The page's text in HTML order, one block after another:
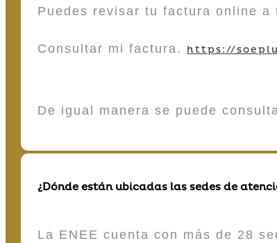
Puedes revisar tu factura online
Consultar mi factura. https://
De igual manera se puede
¿Dónde están ubicadas las sedes de
La ENEE cuenta con más de 28